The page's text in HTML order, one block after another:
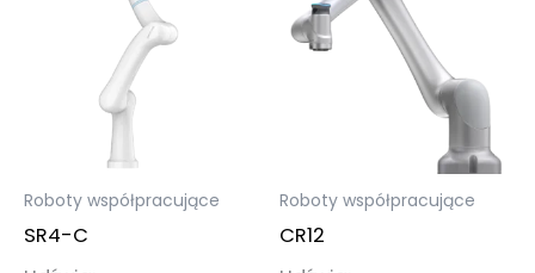
Roboty współpracujące
SR4-C
Roboty współpracujące
CR12